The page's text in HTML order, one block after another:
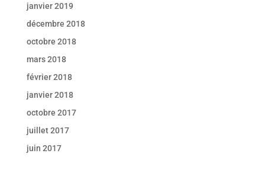
janvier 2019
décembre 2018
octobre 2018
mars 2018
février 2018
janvier 2018
octobre 2017
juillet 2017
juin 2017